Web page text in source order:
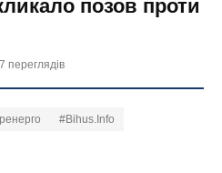
позов проти
переглядів
#Bihus.Info